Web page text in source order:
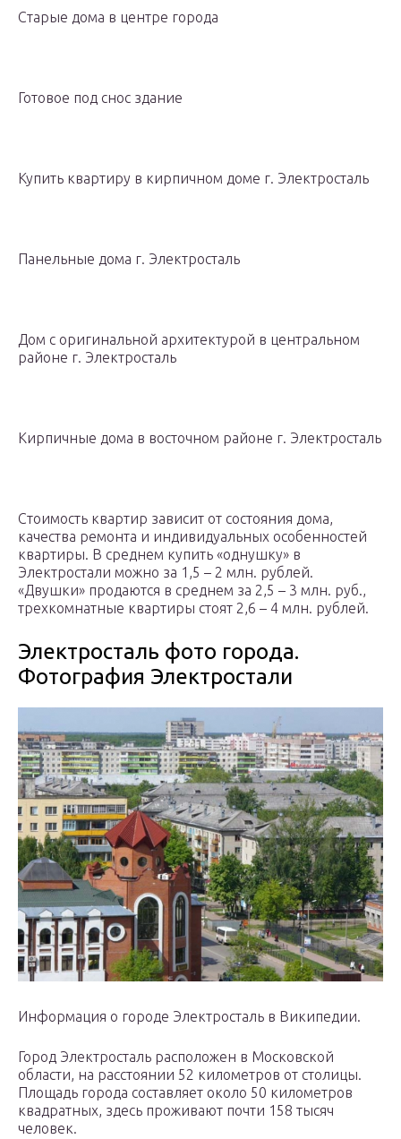
Старые дома в центре города
Готовое под снос здание
Купить квартиру в кирпичном доме г. Электросталь
Панельные дома г. Электросталь
Дом с оригинальной архитектурой в центральном
районе г. Электросталь
Кирпичные дома в восточном районе г. Электросталь
Стоимость квартир зависит от состояния дома,
качества ремонта и индивидуальных особенностей
квартиры. В среднем купить «однушку» в
Электростали можно за 1,5 – 2 млн. рублей.
«Двушки» продаются в среднем за 2,5 – 3 млн. руб.,
трехкомнатные квартиры стоят 2,6 – 4 млн. рублей.
Электросталь фото города.
Фотография Электростали
Информация о городе Электросталь в Википедии.
Город Электросталь расположен в Московской
области, на расстоянии 52 километров от столицы.
Площадь города составляет около 50 километров
квадратных, здесь проживают почти 158 тысяч
человек.